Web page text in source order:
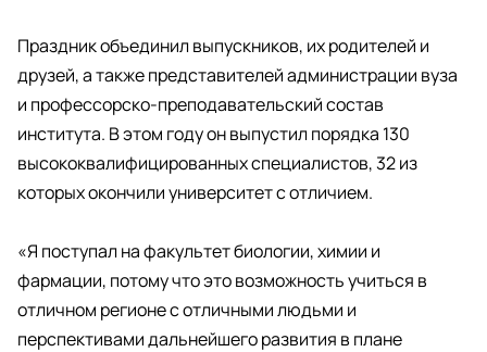
Праздник объединил выпускников, их родителей и
друзей, а также представителей администрации вуза
и профессорско-преподавательский состав
института. В этом году он выпустил порядка 130
высококвалифицированных специалистов, 32 из
которых окончили университет с отличием.
«Я поступал на факультет биологии, химии и
фармации, потому что это возможность учиться в
отличном регионе с отличными людьми и
перспективами дальнейшего развития в плане